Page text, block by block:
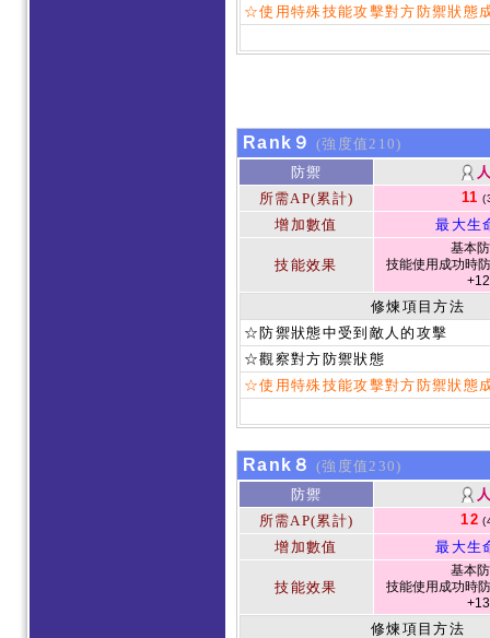
☆使用特殊技能攻擊對方防禦狀態
Rank９
(強度值210)
防禦
所需AP(累計)
11
增加數值 最大生
技能效果
基本
技能使用成功時
修煉項目方法
☆防禦狀態中受到敵人的攻擊
☆觀察對方防禦狀態
☆使用特殊技能攻擊對方防禦狀態
Rank８
(強度值230)
防禦
所需AP(累計)
12
增加數值 最大生
技能效果
基本
技能使用成功時
修煉項目方法